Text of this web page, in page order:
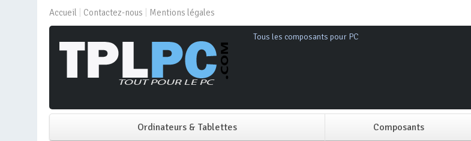
Accueil Contactez-nous Mentions légales
Tous les composants pour PC
Ordinateurs & Tablettes Composants